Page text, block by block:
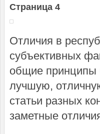
Страница 4
Отличия в
субъективных
общие принципы
лучшую,
статьи разных
заметные